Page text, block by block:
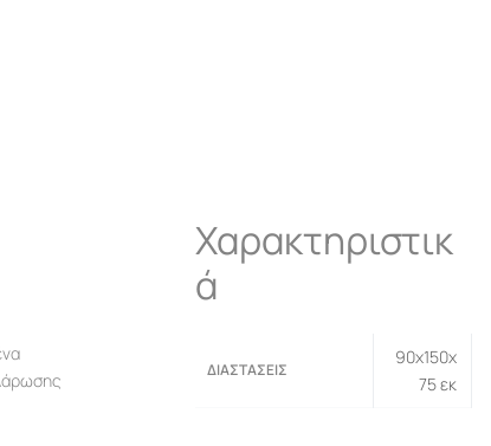
Χαρακτηριστικ
ά
ΔΙΑΣΤΆΣΕΙΣ
90x150x
75 εκ